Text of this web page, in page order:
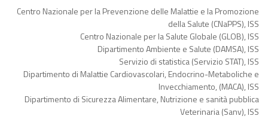
Centro Nazionale per la Prevenzione delle Malattie e la Promozione
della Salute (CNaPPS), ISS
Centro Nazionale per la Salute Globale (GLOB), ISS
Dipartimento Ambiente e Salute (DAMSA), ISS
Servizio di statistica (Servizio STAT), ISS
Dipartimento di Malattie Cardiovascolari, Endocrino-Metaboliche e
Invecchiamento, (MACA), ISS
Dipartimento di Sicurezza Alimentare, Nutrizione e sanità pubblica
Veterinaria (Sanv), ISS